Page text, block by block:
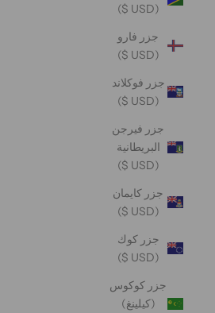
(USD $)
جزر فارو
(USD $)
جزر فوكلاند
(USD $)
جزر فيرجن
البريطانية
(USD $)
جزر كايمان
(USD $)
جزر كوك
(USD $)
جزر كوكوس
(كيلينغ)